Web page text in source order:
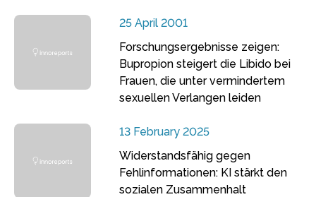
25 April 2001
Forschungsergebnisse zeigen:
Bupropion steigert die Libido bei
Frauen, die unter vermindertem
sexuellen Verlangen leiden
13 February 2025
Widerstandsfähig gegen
Fehlinformationen: KI stärkt den
sozialen Zusammenhalt